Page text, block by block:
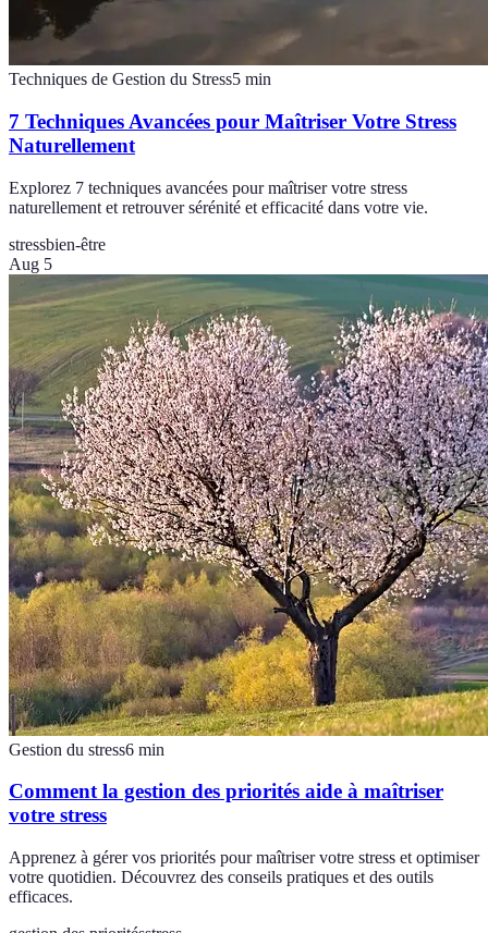
Techniques de Gestion du Stress5 min
7 Techniques Avancées pour Maîtriser Votre Stress
Naturellement
Explorez 7 techniques avancées pour maîtriser votre stress
naturellement et retrouver sérénité et efficacité dans votre vie.
stressbien-être
Aug 5
Gestion du stress6 min
Comment la gestion des priorités aide à maîtriser
votre stress
Apprenez à gérer vos priorités pour maîtriser votre stress et optimiser
votre quotidien. Découvrez des conseils pratiques et des outils
efficaces.